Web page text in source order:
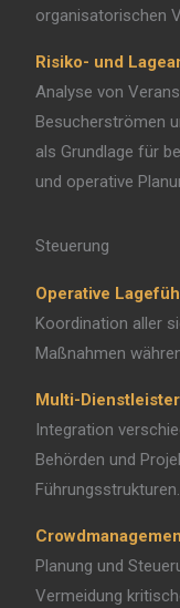
organisatorischen
Risiko- und
Analyse von
Besucherströmen
als Grundlage für
und operative
Steuerung
Operative
Koordination aller
Maßnahmen
Multi-
Integration
Behörden und
Führungsstrukturen.
Planung und
Vermeidung